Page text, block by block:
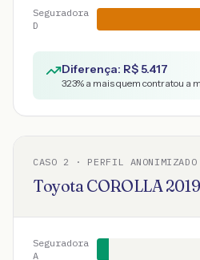
Seguradora
D
Diferença: R$5.417
323% a mais quem contratou a
CASO 2 · PERFIL ANONIMIZADO
ToyotaCOROLLA2019
Seguradora
A